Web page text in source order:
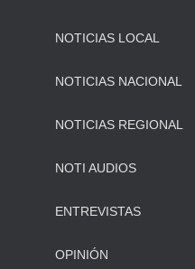
NOTICIAS LOCAL
NOTICIAS NACIONAL
NOTICIAS REGIONAL
NOTI AUDIOS
ENTREVISTAS
OPINIÓN